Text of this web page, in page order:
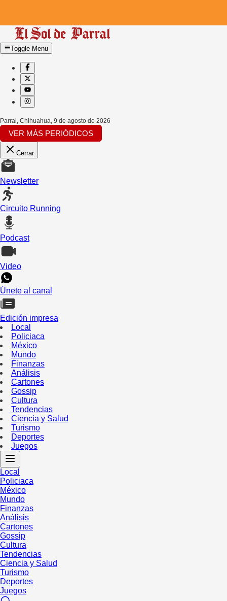
Toggle Menu
Parral, Chihuahua 9 de agosto de 2026
VER MÁS PERIÓDICOS
Cerrar
Newsletter
Circuito Running
Podcast
Video
Únete al canal
Edición impresa
Local
Policiaca
México
Mundo
Finanzas
Análisis
Cartones
Gossip
Cultura
Tendencias
Ciencia y Salud
Turismo
Deportes
Juegos
Local
Policiaca
México
Mundo
Finanzas
Análisis
Cartones
Gossip
Cultura
Tendencias
Ciencia y Salud
Turismo
Deportes
Juegos